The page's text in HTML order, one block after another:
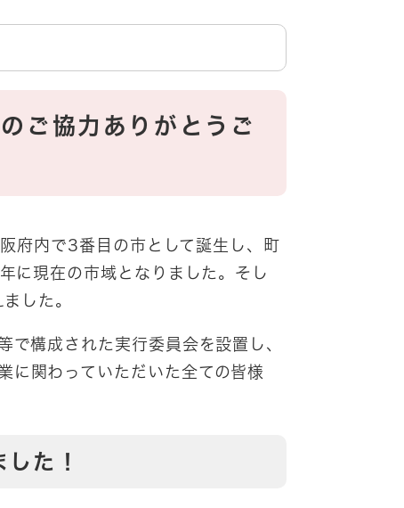
ご協力ありがとうご
内で3番目の市として誕生し、町
に現在の市域となりました。そし
した。
構成された実行委員会を設置し、
に関わっていただいた全ての皆様
た！